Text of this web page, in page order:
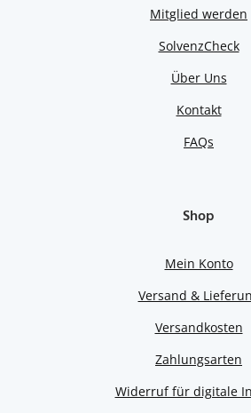
Mitglied werden
SolvenzCheck
Über Uns
Kontakt
FAQs
Shop
Mein Konto
Versand &
Versandkosten
Zahlungsarten
Widerruf für digitale